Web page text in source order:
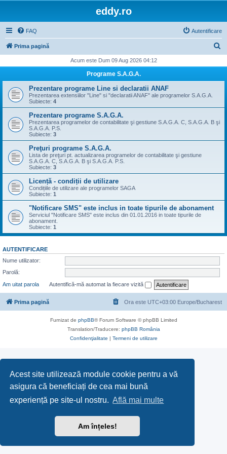
Acest site utilizează module cookie pentru a vă
asigura că beneficiați de cea mai bună
experiență pe site-ul nostru. Află mai multe
Am înțeles!
eddy.ro
FAQ Autentificare
Prima pagină
t
r
Acum este Dum 09 Aug 2026 04:12
Programe S.A.G.A.
Prezentare programe Line si declaratii ANAF
Prezentarea extensiilor "Line" si "declaratii ANAF" ale programelor S.A.G.A.
Subiecte: 4
Prezentare programe S.A.G.A.
Prezentarea programelor de contabilitate şi gestiune S.A.G.A. C, S.A.G.A. B şi
S.A.G.A. P.S.
Subiecte: 3
Preţuri programe S.A.G.A.
Lista de preţuri pt. actualizarea programelor de contabilitate şi gestiune
S.A.G.A. C, S.A.G.A. B şi S.A.G.A. P.S.
Subiecte: 3
Licență - condiții de utilizare
Condițiile de utilizare ale programelor SAGA
Subiecte: 1
"Notificare SMS" este inclus in toate tipurile de abonament
Serviciul "Notificare SMS" este inclus din 01.01.2016 in toate tipurile de
abonament.
Subiecte: 1
AUTENTIFICARE
Nume utilizator:
Parolă:
Am uitat parola
Autentifică-mă automat la fiecare vizită
Prima pagină Ora este UTC+03:00 Europe/Bucharest
Furnizat de phpBB® Forum Software © phpBB Limited
Translation/Traducere: phpBB România
Confidenţialitate | Termeni de utilizare